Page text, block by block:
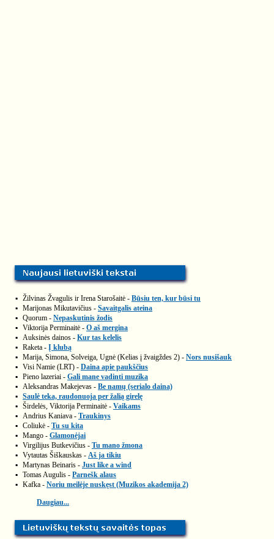
▪ Žilvinas Žvagulis ir Irena Starošaitė - Būsiu ten, kur būsi tu
▪ Marijonas Mikutavičius - Savaitgalis ateina
▪ Quorum - Nepaskutinis žodis
▪ Viktorija Perminaitė - O aš mergina
▪ Auksinės dainos - Kur tas kelelis
▪ Raketa - Į klubą
▪ Marija, Simona, Solveiga, Ugnė (Kelias į žvaigždes 2) - Nors nusišauk
▪ Visi Namie (LRT) - Daina apie paukščius
▪ Pieno lazeriai - Gali mane vadinti muzika
▪ Aleksandras Makejevas - Be namų (serialo daina)
▪ Saulė teka, raudonuoja per žalią girelę
▪ Širdelės, Viktorija Perminaitė - Vaikams
▪ Andrius Kaniava - Traukinys
▪ Coliukė - Tu su kita
▪ Mango - Glamonėjai
▪ Virgilijus Butkevičius - Tu mano žmona
▪ Vytautas Šiškauskas - Aš ja tikiu
▪ Martynas Beinaris - Just like a wind
▪ Tomas Augulis - Parnešk alaus
▪ Kafka - Noriu meilėje nuskęst (Muzikos akademija 2)
Daugiau...